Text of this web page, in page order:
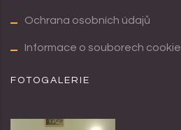
Ochrana osobních údajů
Informace o souborech cookie
FOTOGALERIE